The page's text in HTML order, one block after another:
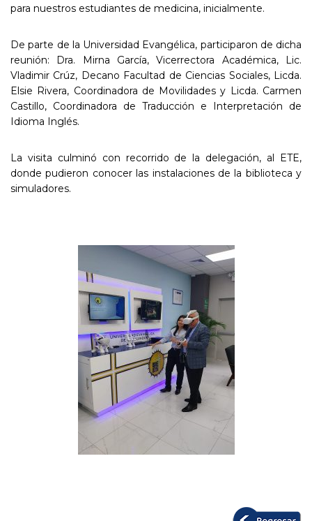
para nuestros estudiantes de medicina, inicialmente.
De parte de la Universidad Evangélica, participaron de dicha
reunión: Dra. Mirna García, Vicerrectora Académica, Lic.
Vladimir Crúz, Decano Facultad de Ciencias Sociales, Licda.
Elsie Rivera, Coordinadora de Movilidades y Licda. Carmen
Castillo, Coordinadora de Traducción e Interpretación de
Idioma Inglés.
La visita culminó con recorrido de la delegación, al ETE,
donde pudieron conocer las instalaciones de la biblioteca y
simuladores.